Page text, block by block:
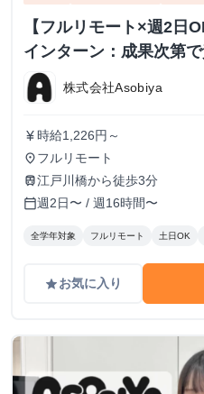
【フルリモート×週2日
インターン：成果次第
株式会社Asobiya
currency_yen 時給1,226円～
place フルリモート
train江戸川橋から徒歩3分
calendar_today週2日〜 / 週16時間〜
全学年対象 フルリモート 土日OK
gradeお気に入り